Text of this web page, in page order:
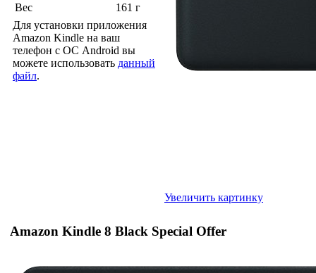
Вес
161 г
Для установки приложения
Amazon Kindle на ваш
телефон с ОС Android вы
можете использовать данный
файл.
Увеличить картинку
Amazon Kindle 8 Black Special Offer